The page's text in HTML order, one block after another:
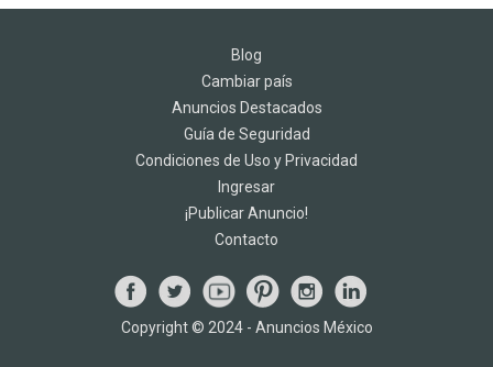
Blog
Cambiar país
Anuncios Destacados
Guía de Seguridad
Condiciones de Uso y Privacidad
Ingresar
¡Publicar Anuncio!
Contacto
Copyright © 2024 - Anuncios México